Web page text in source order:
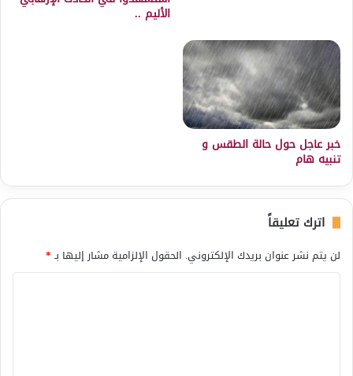
الأليم ..
خبر عاجل حول حالة الطقس و
تنبيه هام
اترك تعليقاً
لن يتم نشر عنوان بريدك الإلكتروني. الحقول الإلزامية مشار إليها بـ*